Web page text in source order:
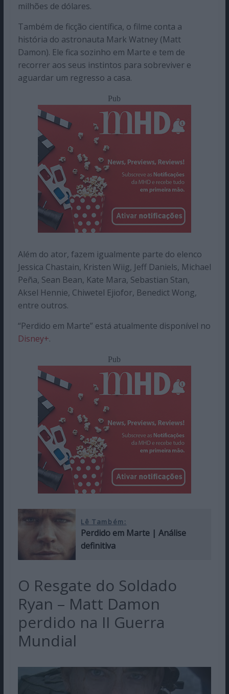
milhões de dólares.
Também de ficção científica, o filme conta a
história do astronauta Mark Watney (Matt
Damon). Ele fica sozinho em Marte e tem de
recorrer aos seus instintos para sobreviver e
aguardar um regresso a casa.
Pub
Além do ator, fazem igualmente parte do elenco
Jessica Chastain, Kristen Wiig, Jeff Daniels, Michael
Peña, Sean Bean, Kate Mara, Sebastian Stan,
Aksel Hennie, Chiwetel Ejiofor, Benedict Wong,
entre outros.
“Perdido em Marte” está atualmente disponível no
Disney+.
Pub
Lê Também:
Perdido em Marte | Análise
definitiva
O Resgate do Soldado
Ryan – Matt Damon
perdido na II Guerra
Mundial